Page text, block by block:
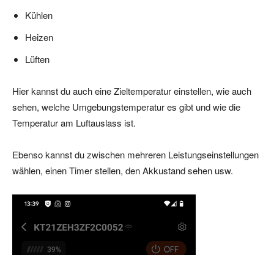
Kühlen
Heizen
Lüften
Hier kannst du auch eine Zieltemperatur einstellen, wie auch
sehen, welche Umgebungstemperatur es gibt und wie die
Temperatur am Luftauslass ist.
Ebenso kannst du zwischen mehreren Leistungseinstellungen
wählen, einen Timer stellen, den Akkustand sehen usw.